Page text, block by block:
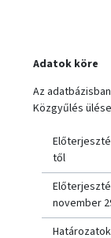
Adatok köre
Az
Közgyűlés
től
november